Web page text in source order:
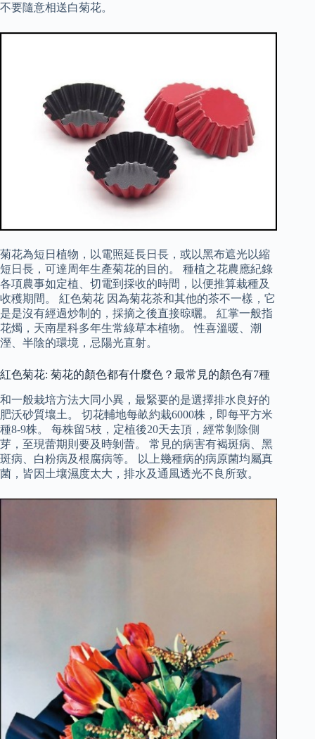
不要隨意相送白菊花。
菊花為短日植物，以電照延長日長，或以黑布遮光以縮
短日長，可達周年生產菊花的目的。 種植之花農應紀錄
各項農事如定植、切電到採收的時間，以便推算栽種及
收穫期間。 紅色菊花 因為菊花茶和其他的茶不一樣，它
是是沒有經過炒制的，採摘之後直接晾曬。 紅掌一般指
花燭，天南星科多年生常綠草本植物。 性喜溫暖、潮
溼、半陰的環境，忌陽光直射。
紅色菊花: 菊花的顏色都有什麼色？最常見的顏色有7種
和一般栽培方法大同小異，最緊要的是選擇排水良好的
肥沃砂質壤土。 切花輔地每畝約栽6000株，即每平方米
種8-9株。 每株留5枝，定植後20天去頂，經常剝除側
芽，至現蕾期則要及時剝蕾。 常見的病害有褐斑病、黑
斑病、白粉病及根腐病等。 以上幾種病的病原菌均屬真
菌，皆因土壤濕度太大，排水及通風透光不良所致。